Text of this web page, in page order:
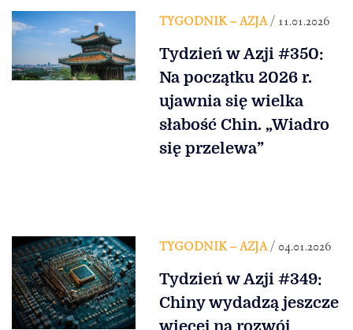
TYGODNIK – AZJA/ 11.01.2026
Tydzień w Azji #350:
Na początku 2026 r.
ujawnia się wielka
słabość Chin. „Wiadro
się przelewa”
TYGODNIK – AZJA/ 04.01.2026
Tydzień w Azji #349:
Chiny wydadzą jeszcze